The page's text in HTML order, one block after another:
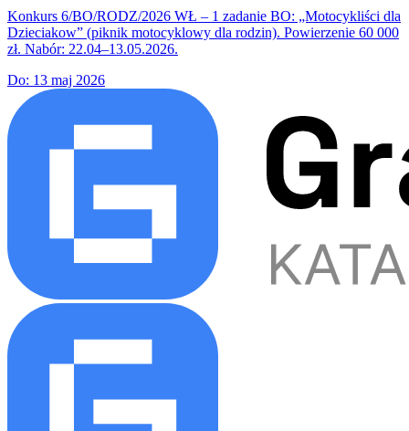
Konkurs 6/BO/RODZ/2026 WŁ – 1 zadanie BO: „Motocykliści dla
Dzieciakow” (piknik motocyklowy dla rodzin). Powierzenie 60 000
zł. Nabór: 22.04–13.05.2026.
Do: 13 maj 2026